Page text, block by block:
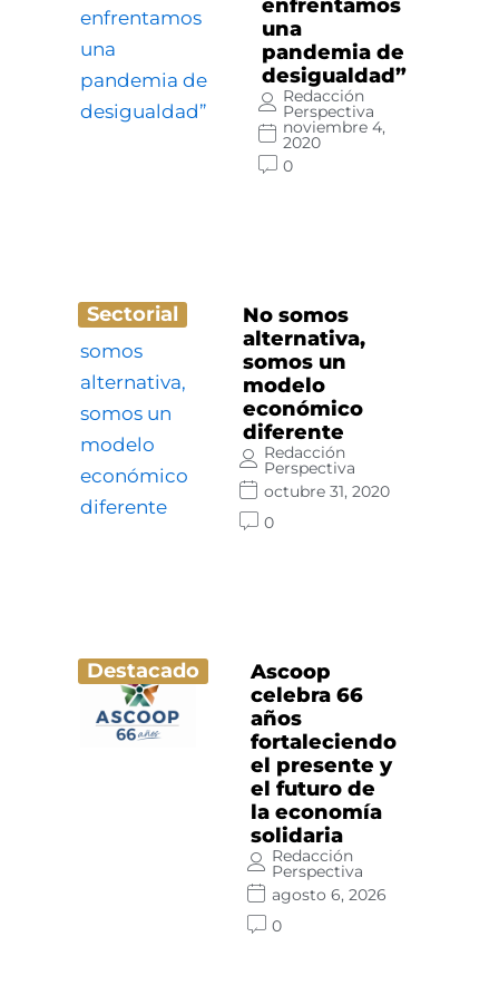
enfrentamos
una
pandemia de
desigualdad”
Redacción
Perspectiva
noviembre 4,
2020
0
Sectorial
No somos
alternativa,
somos un
modelo
económico
diferente
Redacción
Perspectiva
octubre 31, 2020
0
Destacado
Ascoop
celebra 66
años
fortaleciendo
el presente y
el futuro de
la economía
solidaria
Redacción
Perspectiva
agosto 6, 2026
0